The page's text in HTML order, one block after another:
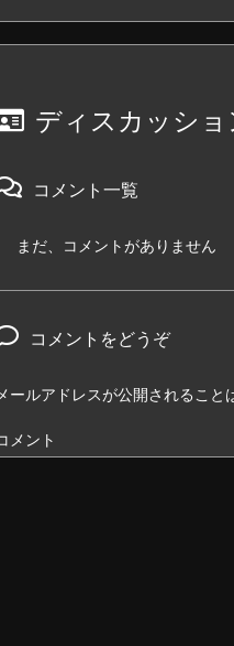
ディスカッショ
コメント一覧
まだ、コメントがありません
コメントをどうぞ
メールアドレスが公開されること
メント